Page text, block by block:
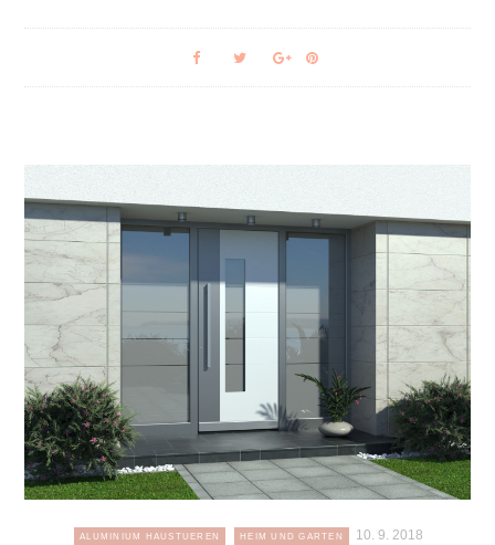
ALUMINIUM HAUSTUEREN HEIM UND GARTEN 10. 9. 2018